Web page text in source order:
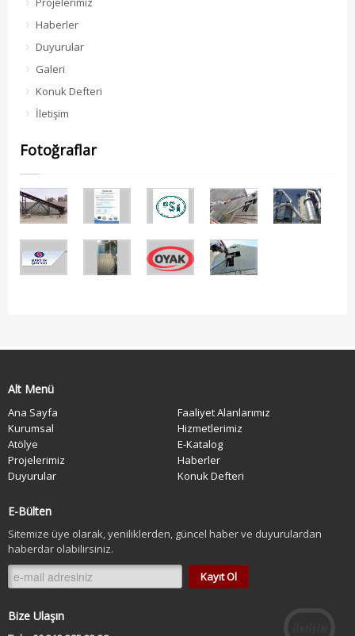
Haberler
Duyurular
Galeri
Konuk Defteri
İletişim
Fotoğraflar
Alt Menü
Ana Sayfa
Faaliyet Alanlarımız
Kurumsal
Hizmetlerimiz
Atölye
E-Katalog
Projelerimiz
Haberler
Duyurular
Konuk Defteri
E-Bülten
Sitemize üye olarak, yeniliklerden, güncel haber ve duyurulardan
haberdar olabilirsiniz.
Bize Ulaşın